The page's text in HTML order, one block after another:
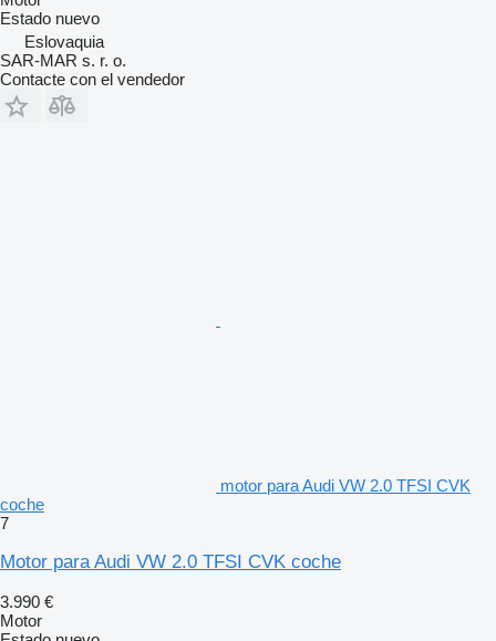
Estado nuevo
Eslovaquia
SAR-MAR s. r. o.
Contacte con el vendedor
motor para Audi VW 2.0 TFSI CVK
coche
7
Motor para Audi VW 2.0 TFSI CVK coche
3.990 €
Motor